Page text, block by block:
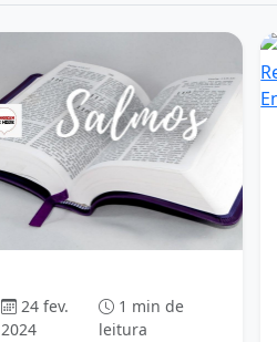
24 fev.
2024
1 min de
leitura